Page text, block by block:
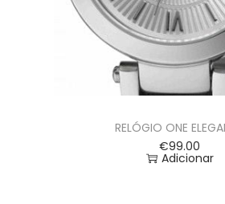
RELÓGIO ONE
€99.00
Adicionar